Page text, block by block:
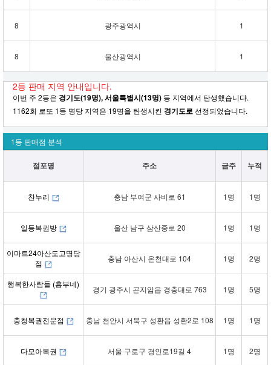
8 광주광역시 1
8 울산광역시 1
2등 판매 지역 안내입니다.
이번 주 2등은 경기도(19명), 서울특별시(13명) 등 지역에서 탄생했습니다.
1162회 로또 1등 명당 지역은 19명을 탄생시킨 경기도로선정되었습니다.
1등 판매점 분석
점포명 주소 금주 누적
찬누리 충남 부여군 사비로 61 1명 1명
일등복권방 울산 남구 삼산중로 20 1명 1명
이마트24아산도고명당
점
충남 아산시 온천대로 104 1명 2명
행복한사람들 (흥부네)
경기 광주시 곤지암읍 경충대로 763 1명 5명
충청복권전문점 충남 천안시 서북구 성환읍 성환2로 108 1명 1명
다모아복권 서울 구로구 경인로19길 4 1명 2명